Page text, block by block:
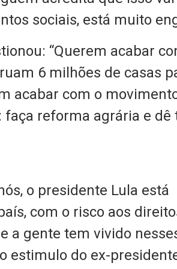
sociais, está muito
“Querem acabar
6 milhões de casas
acabar com o
reforma agrária e dê
o presidente Lula está
com o risco aos
a gente tem vivido
estimulo do ex-